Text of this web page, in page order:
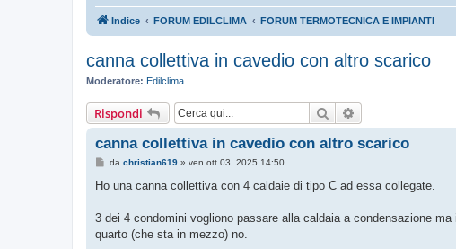
Indice FORUM EDILCLIMA FORUM TERMOTECNICA E IMPIANTI
canna collettiva in cavedio con altro scarico
Moderatore: Edilclima
Rispondi Cerca
canna collettiva in cavedio con altro scarico
M
s
g
i
da christian619» ven ott 03, 2025 14:50
Ho una canna collettiva con 4 caldaie di tipo C ad essa collegate.
3 dei 4 condomini vogliono passare alla caldaia a condensazione ma
quarto (che sta in mezzo) no.